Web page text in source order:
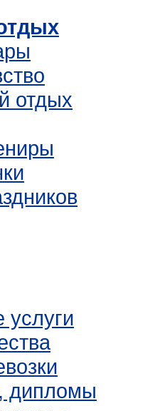
отдых
дипломы